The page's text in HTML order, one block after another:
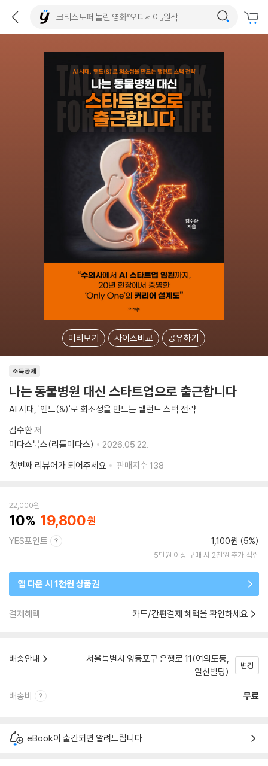
미리보기 사이즈비교 공유하기
소득공제
나는 동물병원 대신 스타트업으로 출근합니다
AI 시대, '앤드(&)'로 희소성을 만드는 탤런트 스택 전략
김수환저
미다스북스(리틀미다스)
2026.05.22.
첫번째 리뷰어가 되어주세요
판매지수 138
22,000원
10 19,800
YES포인트 1,100원 (5%)
5만원 이상 구매 시 2천원 추가 적립
앱 다운 시 1천원 상품권
결제혜택 카드/간편결제 혜택을 확인하세요
배송안내
서울특별시 영등포구 은행로 11(여의도동,
일신빌딩)
변경
배송비 무료
eBook이 출간되면 알려드립니다.